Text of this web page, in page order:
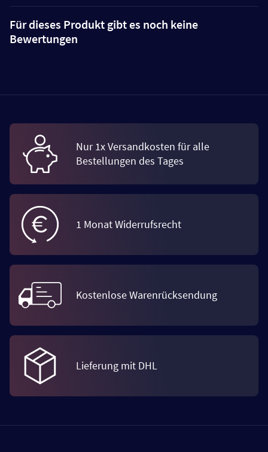
Für dieses Produkt gibt es noch keine
Bewertungen
Nur 1x Versandkosten für alle
Bestellungen des Tages
1 Monat Widerrufsrecht
Kostenlose Warenrücksendung
Lieferung mit DHL